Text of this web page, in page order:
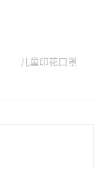
儿童印花口罩